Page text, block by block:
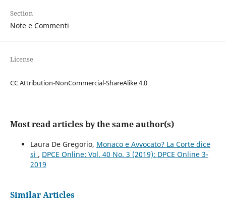
Section
Note e Commenti
License
CC Attribution-NonCommercial-ShareAlike 4.0
Most read articles by the same author(s)
Laura De Gregorio, Monaco e Avvocato? La Corte dice
sì , DPCE Online: Vol. 40 No. 3 (2019): DPCE Online 3-
2019
Similar Articles